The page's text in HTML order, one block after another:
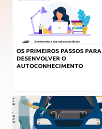
OS PRIMEIROS PASSOS PARA
DESENVOLVER O
AUTOCONHECIMENTO